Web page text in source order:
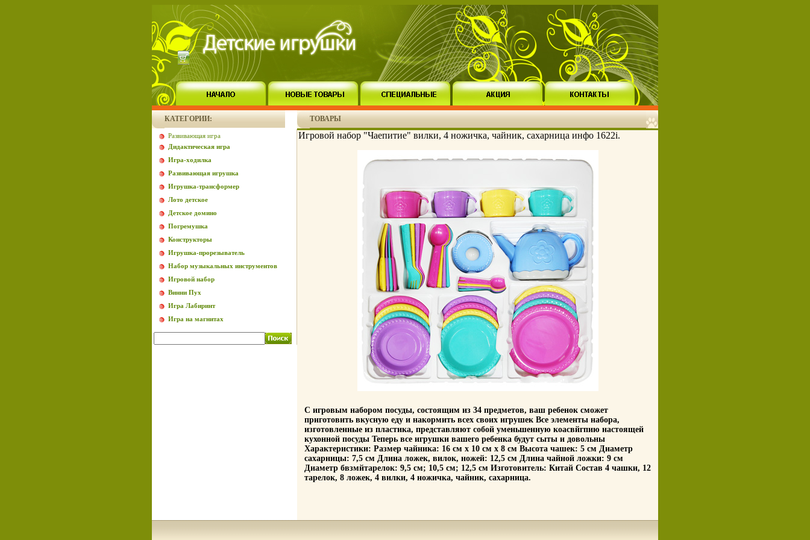
КАТЕГОРИИ:
Развивающая игра
Дидактическая игра
Игра-ходилка
Развивающая игрушка
Игрушка-трансформер
Лото детское
Детское домино
Погремушка
Конструкторы
Игрушка-прорезыватель
Набор музыкальных инструментов
Игровой набор
Винни Пух
Игра Лабиринт
Игра на магнитах
ТОВАРЫ
Игровой набор "Чаепитие" вилки, 4 ножичка, чайник, сахарница инфо 1622i.
С игровым набором посуды, состоящим из 34 предметов, ваш ребенок сможет
приготовить вкусную еду и накормить всех своих игрушек Все элементы набора,
изготовленные из пластика, представляют собой уменьшенную коасвйгпию настоящей
кухонной посуды Теперь все игрушки вашего ребенка будут сыты и довольны
Характеристики: Размер чайника: 16 см х 10 см х 8 см Высота чашек: 5 см Диаметр
сахарницы: 7,5 см Длина ложек, вилок, ножей: 12,5 см Длина чайной ложки: 9 см
Диаметр бвзмйтарелок: 9,5 см; 10,5 см; 12,5 см Изготовитель: Китай Состав 4 чашки, 12
тарелок, 8 ложек, 4 вилки, 4 ножичка, чайник, сахарница.